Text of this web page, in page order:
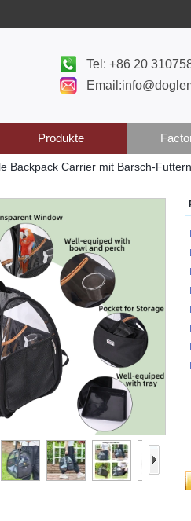
Tel: +86 20
Produkte
Backpack Carrier mit Barsch-